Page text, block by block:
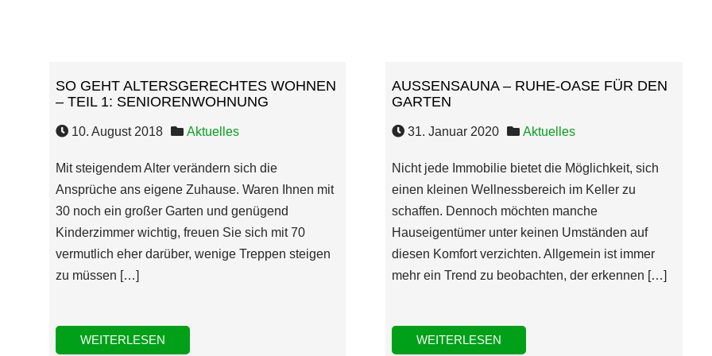
SO GEHT ALTERSGERECHTES WOHNEN
– TEIL 1: SENIORENWOHNUNG
10. August 2018 Aktuelles
Mit steigendem Alter verändern sich die
Ansprüche ans eigene Zuhause. Waren Ihnen mit
30 noch ein großer Garten und genügend
Kinderzimmer wichtig, freuen Sie sich mit 70
vermutlich eher darüber, wenige Treppen steigen
zu müssen […]
WEITERLESEN
AUSSENSAUNA – RUHE-OASE FÜR DEN G
ARTEN
31. Januar 2020 Aktuelles
Nicht jede Immobilie bietet die Möglichkeit, sich
einen kleinen Wellnessbereich im Keller zu
schaffen. Dennoch möchten manche
Hauseigentümer unter keinen Umständen auf
diesen Komfort verzichten. Allgemein ist immer
mehr ein Trend zu beobachten, der erkennen […]
WEITERLESEN